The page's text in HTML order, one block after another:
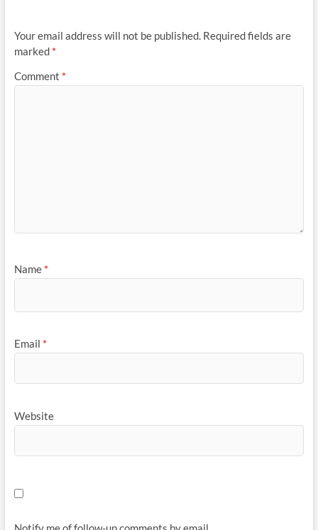
Your email address will not be published. Required fields are
marked *
Comment *
Name *
Email *
Website